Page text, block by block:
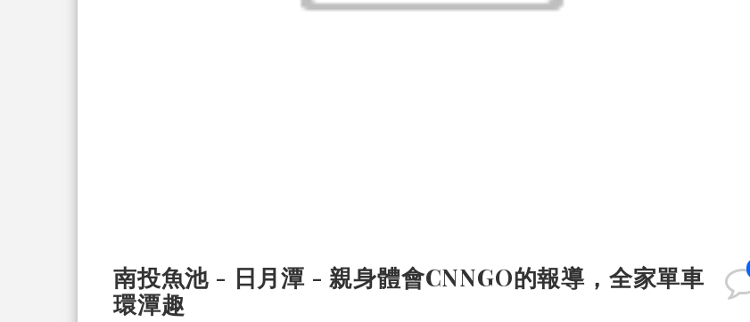
南投魚池 - 日月潭 - 親身體會CNNGO的報導，全家單車
環潭趣